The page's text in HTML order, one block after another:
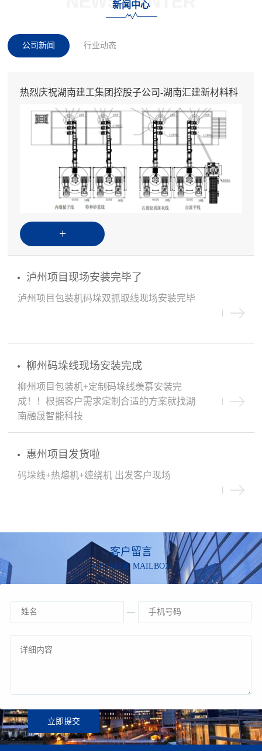
新闻中心
公司新闻 行业动态
热烈庆祝湖南建工集团控股子公司-湖南汇建新材料科
技有限公司订购12台无尘包装机+3条自动生产
+
泸州项目现场安装完毕了
泸州项目包装机码垛双抓取线现场安装完毕
柳州码垛线现场安装完成
柳州项目包装机+定制码垛线羡慕安装完
成！！根据客户需求定制合适的方案就找湖
南融晟智能科技
惠州项目发货啦
码垛线+热熔机+缠绕机 出发客户现场
客户留言
MESSAGE MAILBOX
—